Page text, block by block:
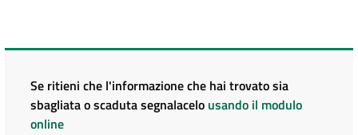
Se ritieni che l'informazione che hai trovato sia
sbagliata o scaduta segnalacelo usando il modulo
online